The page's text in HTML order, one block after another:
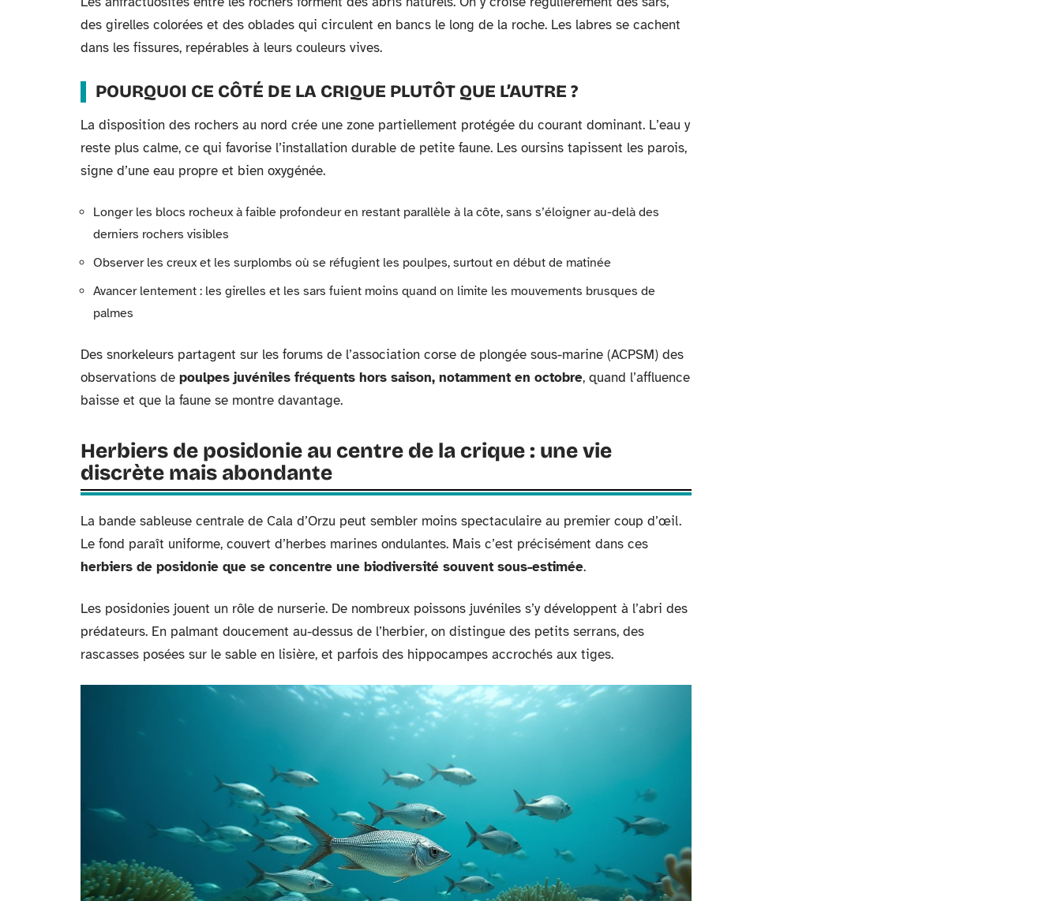
des girelles colorées et des oblades qui circulent en bancs le long de la roche. Les labres se cachent
dans les fissures, repérables à leurs couleurs vives.
POURQUOI CE CÔTÉ DE LA CRIQUE PLUTÔT QUE L’AUTRE ?
La disposition des rochers au nord crée une zone partiellement protégée du courant dominant. L’eau y
reste plus calme, ce qui favorise l’installation durable de petite faune. Les oursins tapissent les parois,
signe d’une eau propre et bien oxygénée.
Longer les blocs rocheux à faible profondeur en restant parallèle à la côte, sans s’éloigner au-delà des
derniers rochers visibles
Observer les creux et les surplombs où se réfugient les poulpes, surtout en début de matinée
Avancer lentement : les girelles et les sars fuient moins quand on limite les mouvements brusques de
palmes
Des snorkeleurs partagent sur les forums de l’association corse de plongée sous-marine (ACPSM) des
observations de poulpes juvéniles fréquents hors saison, notamment en octobre, quand l’affluence
baisse et que la faune se montre davantage.
Herbiers de posidonie au centre de la crique : une vie
discrète mais abondante
La bande sableuse centrale de Cala d’Orzu peut sembler moins spectaculaire au premier coup d’œil.
Le fond paraît uniforme, couvert d’herbes marines ondulantes. Mais c’est précisément dans ces
herbiers de posidonie que se concentre une biodiversité souvent sous-estimée.
Les posidonies jouent un rôle de nurserie. De nombreux poissons juvéniles s’y développent à l’abri des
prédateurs. En palmant doucement au-dessus de l’herbier, on distingue des petits serrans, des
rascasses posées sur le sable en lisière, et parfois des hippocampes accrochés aux tiges.